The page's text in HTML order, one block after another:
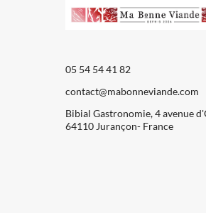
05 54 54 41 82
contact@mabonneviande.com
Bibial Gastronomie, 4 avenue
64110 Jurançon- France